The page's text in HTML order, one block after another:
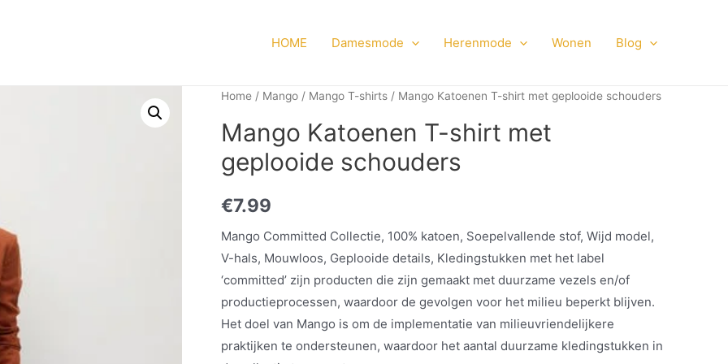
HOME Damesmode Herenmode Wonen Blog
Home / Mango / Mango T-shirts / Mango Katoenen T-shirt met geplooide schouders
Mango Katoenen T-shirt met
geplooide schouders
€7.99
Mango Committed Collectie, 100% katoen, Soepelvallende stof, Wijd model,
V-hals, Mouwloos, Geplooide details, Kledingstukken met het label
‘committed’ zijn producten die zijn gemaakt met duurzame vezels en/of
productieprocessen, waardoor de gevolgen voor het milieu beperkt blijven.
Het doel van Mango is om de implementatie van milieuvriendelijkere
praktijken te ondersteunen, waardoor het aantal duurzame kledingstukken in